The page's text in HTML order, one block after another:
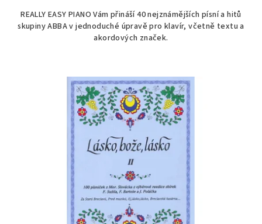
REALLY EASY PIANO Vám přináší 40 nejznámějších písní a hitů
skupiny ABBA v jednoduché úpravě pro klavír, včetně textu a
akordových značek.